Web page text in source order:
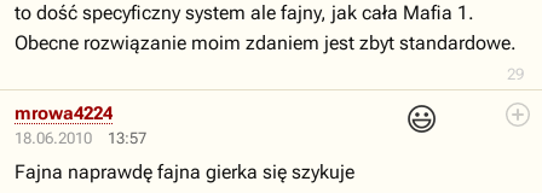
29
to dość specyficzny system ale fajny, jak cała Mafia 1.
Obecne rozwiązanie moim zdaniem jest zbyt standardowe.
18.06.2010 13:57
😃
mrowa4224
Fajna naprawdę fajna gierka się szykuje